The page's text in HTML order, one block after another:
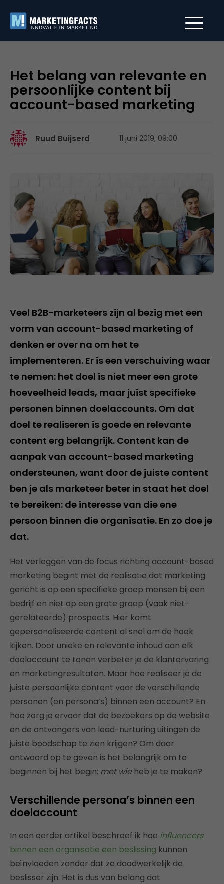
Het belang van relevante en
persoonlijke content bij
account-based marketing
Ruud Buijserd 11 juni 2019, 09:00
Veel B2B-marketeers zijn al bezig met een
vorm van account-based marketing of
denken er over na om het te
implementeren. Er is een verschuiving waar
te nemen: het doel is niet meer een grote
hoeveelheid leads, maar juist specifieke
personen binnen doelaccounts. Om dat
doel te realiseren is goede en relevante
content erg belangrijk. Content kan de
aanpak van account-based marketing
ondersteunen, want door de juiste content
ben je als marketeer beter in staat het doel
te bereiken: de interesse van die ene
persoon binnen die organisatie. En zo doe je
dat.
Het verleggen van de focus richting account-based
marketing begint met de realisatie dat marketing
gericht is op een specifieke groep mensen bij een
bedrijf en niet op een grote groep (vaak niet-
gerelateerde) prospects. Hier komt
gepersonaliseerde content al snel om de hoek
kijken. Door unieke en relevante inhoud aan elk
doelaccount te tonen verbeter je de klantervaring
en marketingresultaten. Maar hoe realiseer je de
juiste persoonlijke content voor de verschillende
personen (en persona’s) binnen een account? En
hoe zorg je ervoor dat de bezoekers op de website
en de ontvangers van lead-nurturing uitingen de
juiste boodschap te zien krijgen? Om daar
antwoord op te geven is het belangrijk om te
beginnen bij het begin: met wieheb je te maken?
Verschillende persona’s binnen een
doelaccount
In een eerder artikel beschreef ik hoe influencers
binnen een organisatie een beslissing kunnen
beïnvloeden zonder dat ze daadwerkelijk de
beslisser zijn. Het is dus van belang dat